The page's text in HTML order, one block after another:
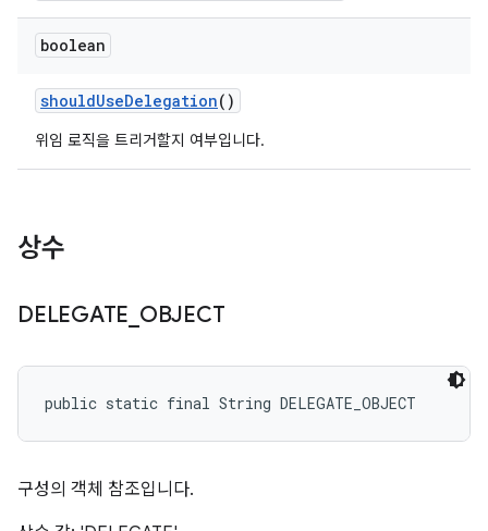
boolean
shouldUseDelegation()
위임 로직을 트리거할지 여부입니다.
상수
DELEGATE OBJECT
public static final String DELEGATE_OBJECT
구성의 객체 참조입니다.